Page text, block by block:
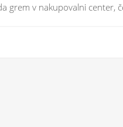
grem v nakupovalni center,